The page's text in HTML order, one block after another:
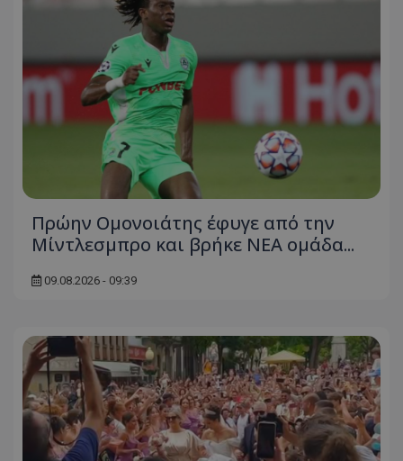
Πρώην Ομονοιάτης έφυγε από την
Μίντλεσμπρο και βρήκε ΝΕΑ ομάδα...
09.08.2026 - 09:39